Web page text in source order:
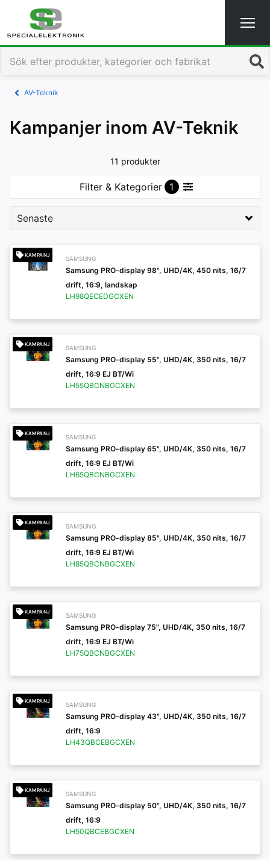
Sök
AV-Teknik
Kampanjer inom AV-Teknik
11 produkter
Filter & Kategorier 1
SAMSUNG
Samsung PRO-display 98", UHD/4K, 450 nits, 16/7
drift, 16:9, landskap
LH98QECEDGCXEN
KAMPANJ
SAMSUNG
Samsung PRO-display 55", UHD/4K, 350 nits, 16/7
drift, 16:9 EJ BT/Wi
LH55QBCNBGCXEN
KAMPANJ
SAMSUNG
Samsung PRO-display 65", UHD/4K, 350 nits, 16/7
drift, 16:9 EJ BT/Wi
LH65QBCNBGCXEN
KAMPANJ
SAMSUNG
Samsung PRO-display 85", UHD/4K, 350 nits, 16/7
drift, 16:9 EJ BT/Wi
LH85QBCNBGCXEN
KAMPANJ
SAMSUNG
Samsung PRO-display 75", UHD/4K, 350 nits, 16/7
drift, 16:9 EJ BT/Wi
LH75QBCNBGCXEN
KAMPANJ
SAMSUNG
Samsung PRO-display 43", UHD/4K, 350 nits, 16/7
drift, 16:9
LH43QBCEBGCXEN
KAMPANJ
SAMSUNG
Samsung PRO-display 50", UHD/4K, 350 nits, 16/7
drift, 16:9
LH50QBCEBGCXEN
KAMPANJ